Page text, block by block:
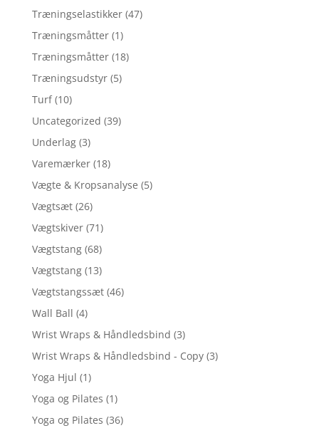
Træningselastikker (47)
Træningsmåtter (1)
Træningsmåtter (18)
Træningsudstyr (5)
Turf (10)
Uncategorized (39)
Underlag (3)
Varemærker (18)
Vægte & Kropsanalyse (5)
Vægtsæt (26)
Vægtskiver (71)
Vægtstang (68)
Vægtstang (13)
Vægtstangssæt (46)
Wall Ball (4)
Wrist Wraps & Håndledsbind (3)
Wrist Wraps & Håndledsbind - Copy (3)
Yoga Hjul (1)
Yoga og Pilates (1)
Yoga og Pilates (36)